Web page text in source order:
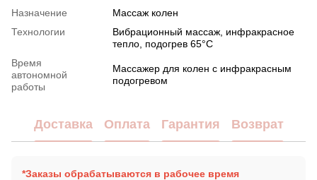
Назначение
Массаж колен
Технологии
Вибрационный массаж, инфракрасное
тепло, подогрев 65°C
Время
автономной
работы
Массажер для колен с инфракрасным
подогревом
Доставка Оплата Гарантия Возврат
*Заказы обрабатываются в рабочее время